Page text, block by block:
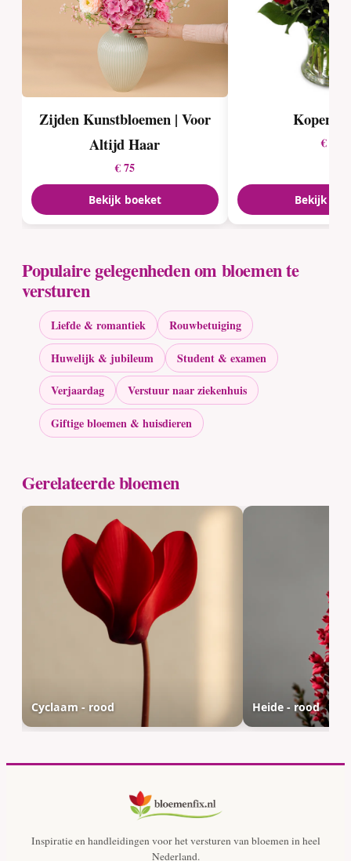
Zijden Kunstbloemen | Voor
Altijd Haar
€ 75
Bekijk boeket
€ 35
Bekijk
Populaire gelegenheden om bloemen te
versturen
Liefde & romantiek
Rouwbetuiging
Huwelijk & jubileum
Student & examen
Verjaardag
Verstuur naar ziekenhuis
Giftige bloemen & huisdieren
Gerelateerde bloemen
Cyclaam - rood Heide - rood
Inspiratie en handleidingen voor het versturen van bloemen in heel
Nederland.